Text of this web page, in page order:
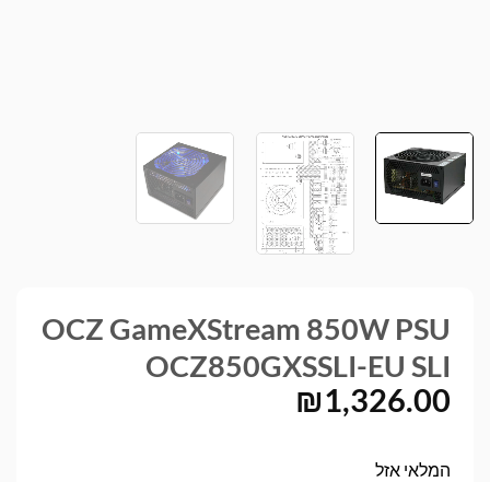
OCZ GameXStream 850W PSU
OCZ850GXSSLI-EU SLI
₪1,326.00
המלאי אזל